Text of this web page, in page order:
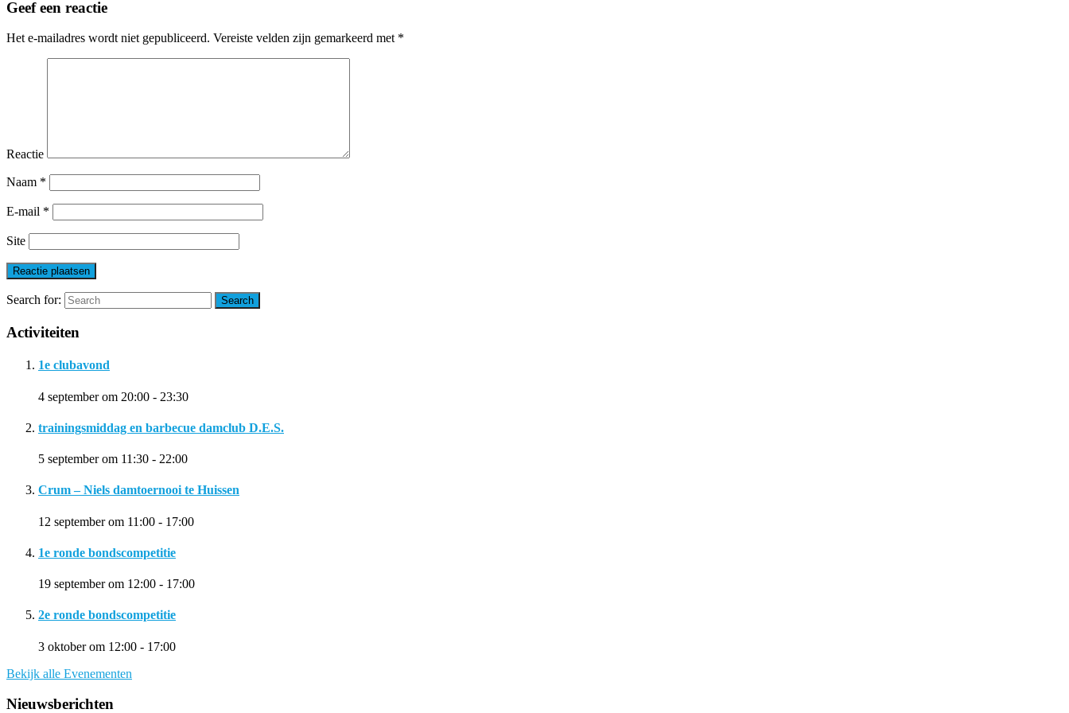
Geef een reactie
Het e-mailadres wordt niet gepubliceerd. Vereiste velden zijn gemarkeerd met *
Reactie
Naam *
E-mail *
Site
Search for: Search
Activiteiten
1e clubavond
4 september om 20:00 - 23:30
trainingsmiddag en barbecue damclub D.E.S.
5 september om 11:30 - 22:00
Crum – Niels damtoernooi te Huissen
12 september om 11:00 - 17:00
1e ronde bondscompetitie
19 september om 12:00 - 17:00
2e ronde bondscompetitie
3 oktober om 12:00 - 17:00
Bekijk alle Evenementen
Nieuwsberichten